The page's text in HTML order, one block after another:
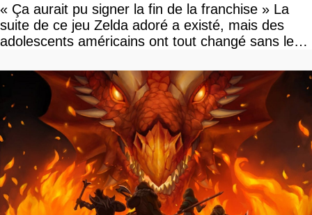
« Ça aurait pu signer la fin de la franchise » La
suite de ce jeu Zelda adoré a existé, mais des
adolescents américains ont tout changé sans le